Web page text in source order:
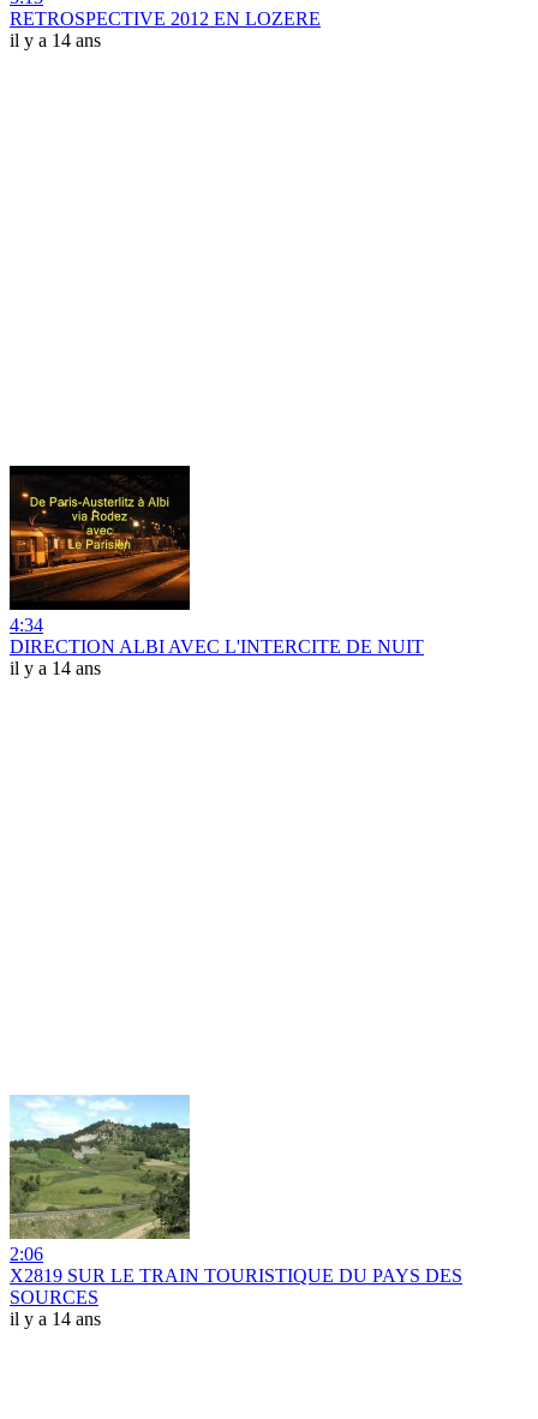
RETROSPECTIVE 2012 EN LOZERE
il y a 14 ans
4:34
DIRECTION ALBI AVEC L'INTERCITE DE NUIT
il y a 14 ans
2:06
X2819 SUR LE TRAIN TOURISTIQUE DU PAYS DES
SOURCES
il y a 14 ans